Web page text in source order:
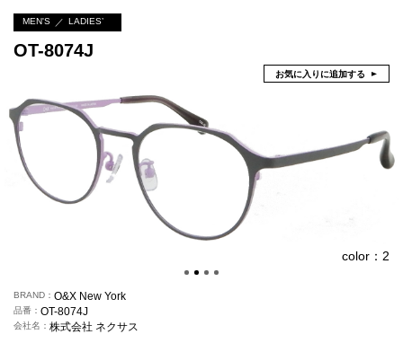
MEN'S LADIES’
OT-8074J
お気に入りに追加する
color：2
BRAND O&X New York
品番 OT-8074J
会社名 株式会社 ネクサス